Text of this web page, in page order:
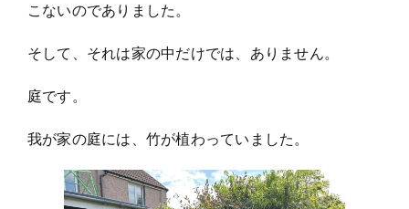
こないのでありました。
そして、それは家の中だけでは、ありません。
庭です。
我が家の庭には、竹が植わっていました。